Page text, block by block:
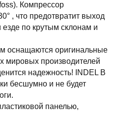
Компрессор
, что предотвратит выход
езде по крутым склонам и
оснащаются оригинальные
мировых производителей
надежность! INDEL B
бесшумно и не будет
панелью,